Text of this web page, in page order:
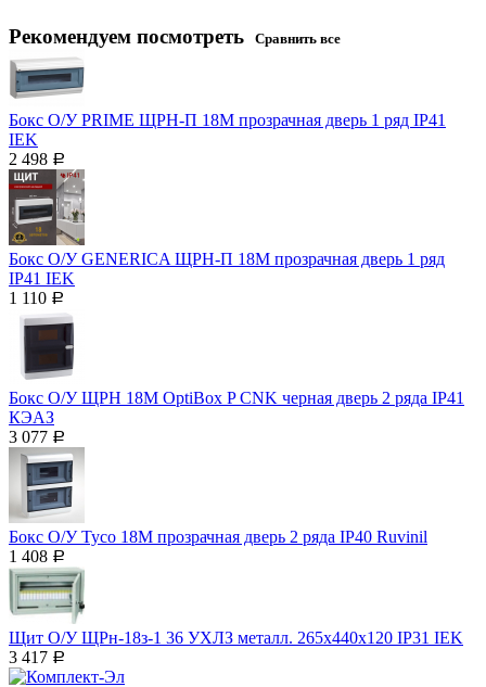
Рекомендуем посмотреть Сравнить все
Бокс О/У PRIME ЩРН-П 18М прозрачная дверь 1 ряд IP41
IEK
2 498 Р
Бокс О/У GENERICA ЩРН-П 18М прозрачная дверь 1 ряд
IP41 IEK
1 110 Р
Бокс О/У ЩРН 18М OptiBox P CNK черная дверь 2 ряда IP41
КЭАЗ
3 077 Р
Бокс О/У Тусо 18М прозрачная дверь 2 ряда IP40 Ruvinil
1 408 Р
Щит О/У ЩРн-18з-1 36 УХЛЗ металл. 265x440x120 IP31 IEK
3 417 Р